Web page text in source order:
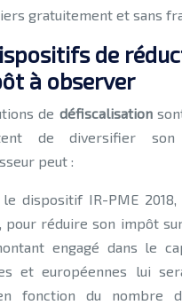
gratuitement et sans
de
à observer
de défiscalisation
de diversifier son
peut :
le dispositif IR-PME
pour réduire son impôt
engagé dans le
et européennes lui
fonction du nombre